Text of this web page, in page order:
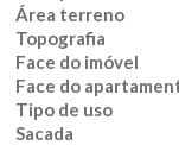
Área terreno
Topografia
Face do imóvel
Face do
Tipo de uso
Sacada